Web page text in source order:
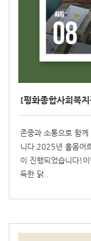
[평화종합사회복
존중과 소통으로 함
니다.2025년 홀몸어
이 진행되었습니다!
득한 닭..